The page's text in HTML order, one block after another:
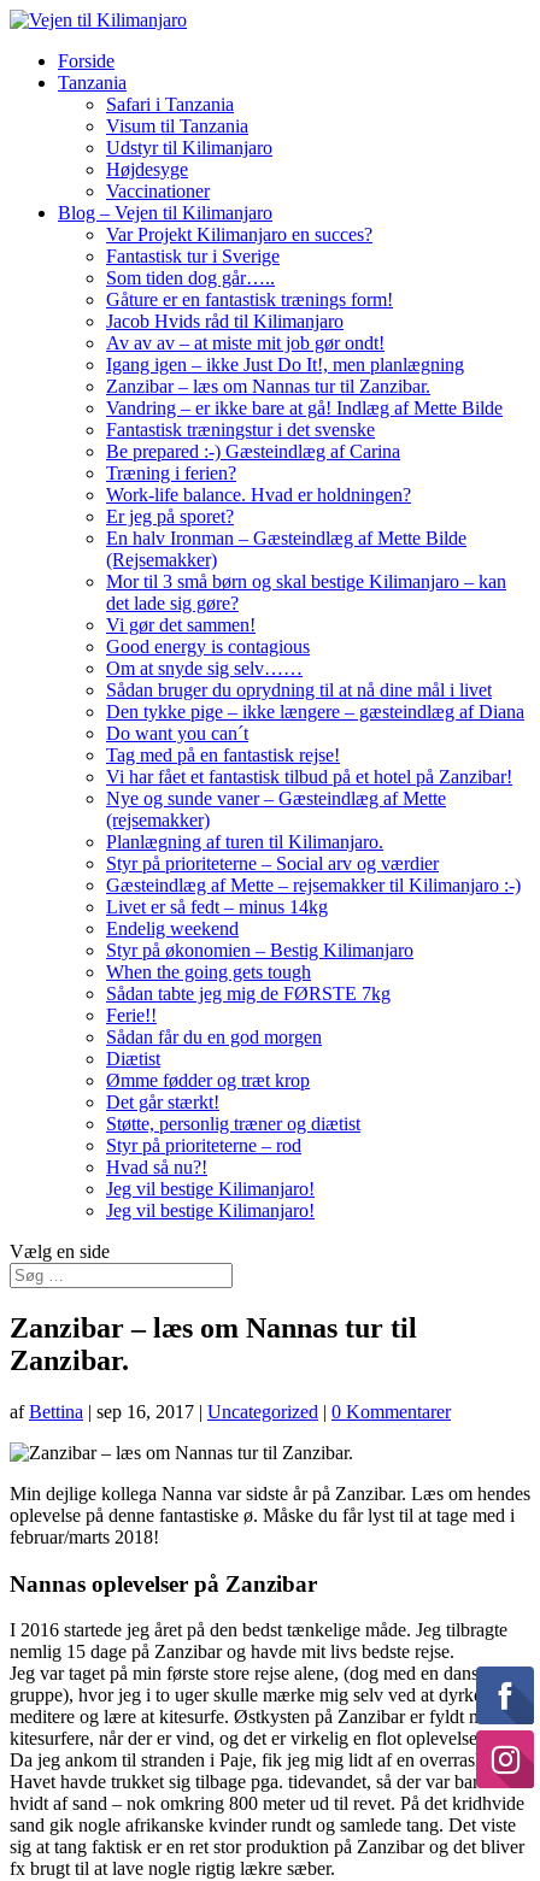
Forside
Tanzania
Safari i Tanzania
Visum til Tanzania
Udstyr til Kilimanjaro
Højdesyge
Vaccinationer
Blog – Vejen til Kilimanjaro
Var Projekt Kilimanjaro en succes?
Fantastisk tur i Sverige
Som tiden dog går…..
Gåture er en fantastisk trænings form!
Jacob Hvids råd til Kilimanjaro
Av av av – at miste mit job gør ondt!
Igang igen – ikke Just Do It!, men planlægning
Zanzibar – læs om Nannas tur til Zanzibar.
Vandring – er ikke bare at gå! Indlæg af Mette Bilde
Fantastisk træningstur i det svenske
Be prepared :-) Gæsteindlæg af Carina
Træning i ferien?
Work-life balance. Hvad er holdningen?
Er jeg på sporet?
En halv Ironman – Gæsteindlæg af Mette Bilde
(Rejsemakker)
Mor til 3 små børn og skal bestige Kilimanjaro – kan
det lade sig gøre?
Vi gør det sammen!
Good energy is contagious
Om at snyde sig selv……
Sådan bruger du oprydning til at nå dine mål i livet
Den tykke pige – ikke længere – gæsteindlæg af Diana
Do want you can´t
Tag med på en fantastisk rejse!
Vi har fået et fantastisk tilbud på et hotel på Zanzibar!
Nye og sunde vaner – Gæsteindlæg af Mette
(rejsemakker)
Planlægning af turen til Kilimanjaro.
Styr på prioriteterne – Social arv og værdier
Gæsteindlæg af Mette – rejsemakker til Kilimanjaro :-)
Livet er så fedt – minus 14kg
Endelig weekend
Styr på økonomien – Bestig Kilimanjaro
When the going gets tough
Sådan tabte jeg mig de FØRSTE 7kg
Ferie!!
Sådan får du en god morgen
Diætist
Ømme fødder og træt krop
Det går stærkt!
Støtte, personlig træner og diætist
Styr på prioriteterne – rod
Hvad så nu?!
Jeg vil bestige Kilimanjaro!
Jeg vil bestige Kilimanjaro!
Vælg en side
Zanzibar – læs om Nannas tur til
Zanzibar.
afBettina | sep 16, 2017 | Uncategorized | 0 Kommentarer
Min dejlige kollega Nanna var sidste år på Zanzibar. Læs om hendes
oplevelse på denne fantastiske ø. Måske du får lyst til at tage med i
februar/marts 2018!
Nannas oplevelser på Zanzibar
I 2016 startede jeg året på den bedst tænkelige måde. Jeg tilbragte
nemlig 15 dage på Zanzibar og havde mit livs bedste rejse.
Jeg var taget på min første store rejse alene, (dog med en dansk
gruppe), hvor jeg i to uger skulle mærke mig selv ved at dyrke yoga,
meditere og lære at kitesurfe. Østkysten på Zanzibar er fyldt med
kitesurfere, når der er vind, og det er virkelig en flot oplevelse.
Da jeg ankom til stranden i Paje, fik jeg mig lidt af en overraskelse.
Havet havde trukket sig tilbage pga. tidevandet, så der var bare helt
hvidt af sand – nok omkring 800 meter ud til revet. På det kridhvide
sand gik nogle afrikanske kvinder rundt og samlede tang. Det viste
sig at tang faktisk er en ret stor produktion på Zanzibar og det bliver
fx brugt til at lave nogle rigtig lækre sæber.